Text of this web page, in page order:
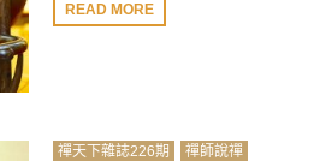
READ MORE
禪天下雜誌226期 禪師說禪